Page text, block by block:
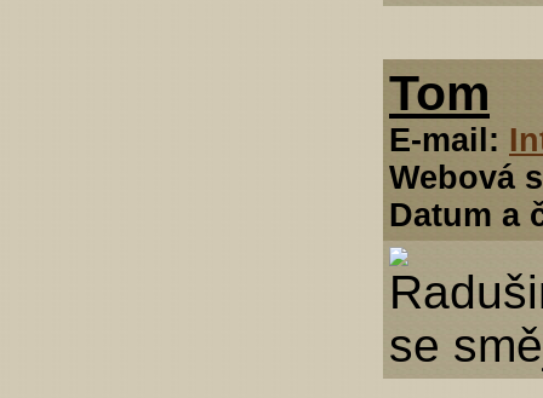
Tom
E-mail:
Webová
Datum a